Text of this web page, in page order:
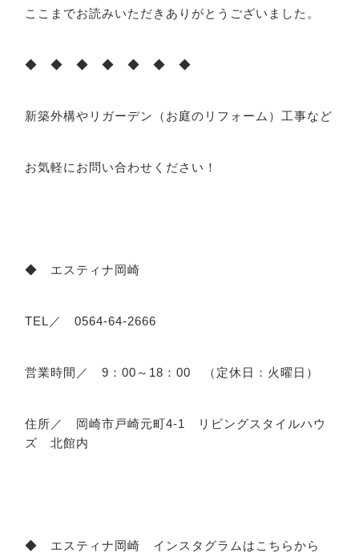
ここまでお読みいただきありがとうございました。
◆ ◆ ◆ ◆ ◆ ◆ ◆
新築外構やリガーデン（お庭のリフォーム）工事など
お気軽にお問い合わせください！
◆ エスティナ岡崎
TEL／ 0564-64-2666
営業時間／ 9：00～18：00 （定休日：火曜日）
住所／ 岡崎市戸崎元町4-1 リビングスタイルハウ
ズ 北館内
◆ エスティナ岡崎 インスタグラムはこちらから